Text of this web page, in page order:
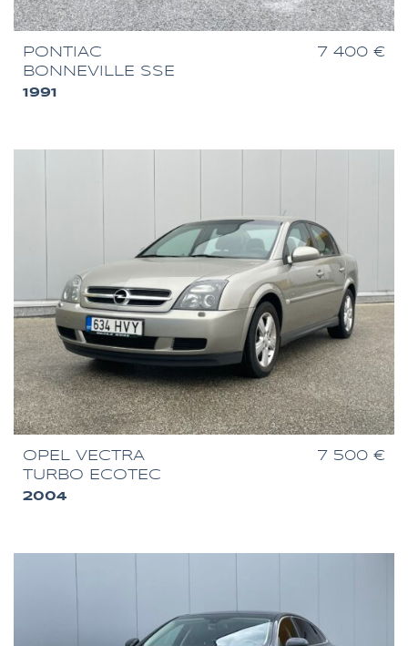
PONTIAC
BONNEVILLE SSE
1991
7 400 €
OPEL VECTRA
TURBO ECOTEC
2004
7 500 €